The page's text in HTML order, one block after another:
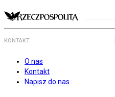
KONTAKT
O nas
Kontakt
Napisz do nas